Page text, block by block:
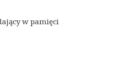
w pamięci